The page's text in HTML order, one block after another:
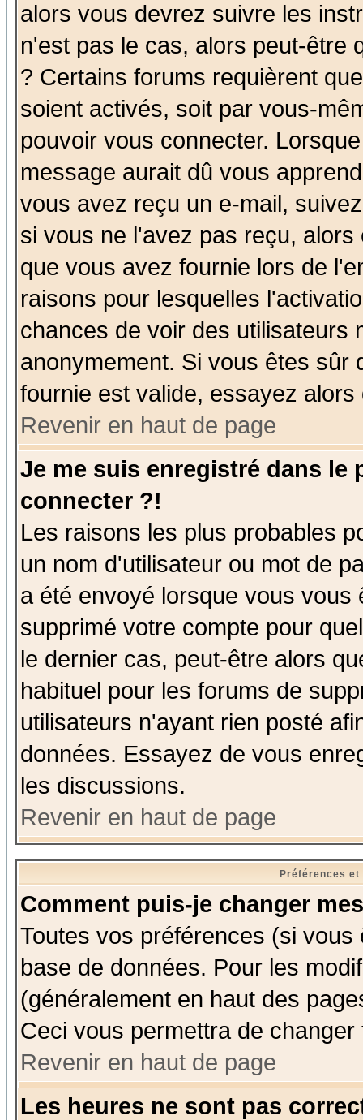
alors vous devrez suivre les
n'est pas le cas, alors peut-être
? Certains forums requièrent
soient activés, soit par vous-
pouvoir vous connecter.
message aurait dû vous
vous avez reçu un e-mail,
si vous ne l'avez pas reçu,
que vous avez fournie lors de
raisons pour lesquelles
chances de voir des utilisateurs
anonymement. Si vous êtes sûr
fournie est valide, essayez
Revenir en haut de page
Je me suis enregistré dans le
connecter ?!
Les raisons les plus probables
un nom d'utilisateur ou mot de
a été envoyé lorsque vous
supprimé votre compte pour
le dernier cas, peut-être alors
habituel pour les forums de
utilisateurs n'ayant rien posté
données. Essayez de vous
les discussions.
Revenir en haut de page
Préférences
Comment puis-je changer
Toutes vos préférences (si
base de données. Pour les
(généralement en haut des
Ceci vous permettra de
Revenir en haut de page
Les heures ne sont pas